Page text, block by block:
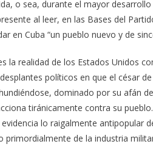
o sea, durante el mayor
al leer, en las Bases del
en Cuba “un pueblo nuevo y de
la realidad de los Estados Unidos
políticos en que el césar
dominado por su afán
tiránicamente contra su
lo raigalmente
primordialmente de la industria